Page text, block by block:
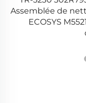
Assemblée de
ECOSYS